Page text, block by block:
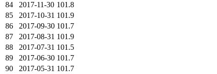
84
2017-11-30 101.8
85
2017-10-31 101.9
86
2017-09-30 101.7
87
2017-08-31 101.9
88
2017-07-31 101.5
89
2017-06-30 101.7
90
2017-05-31 101.7